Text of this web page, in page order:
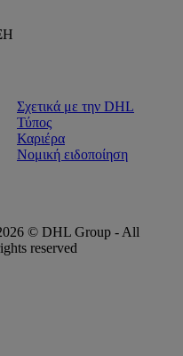
Σχετικά με την DHL
Τύπος
Καριέρα
Νομική ειδοποίηση
© DHL Group - All
reserved